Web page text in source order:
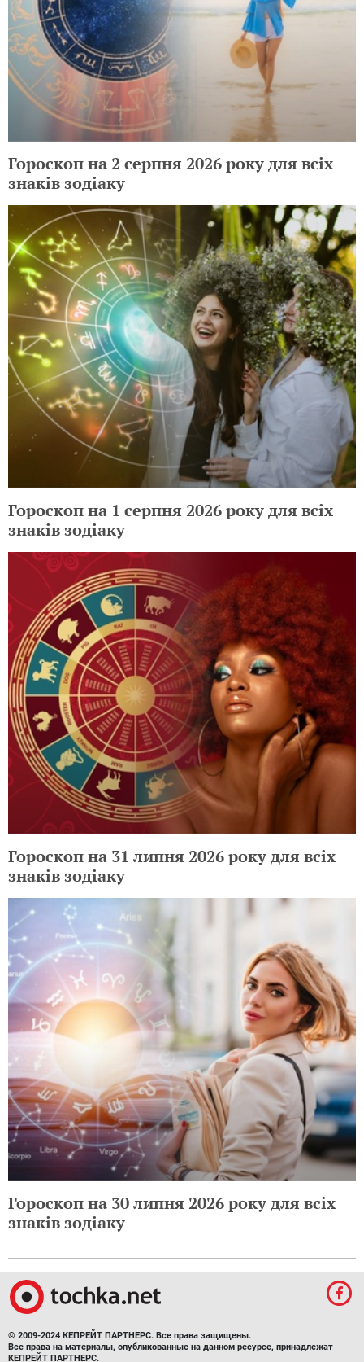
Гороскоп на 2 серпня 2026 року для всіх
знаків зодіаку
Гороскоп на 1 серпня 2026 року для всіх
знаків зодіаку
Гороскоп на 31 липня 2026 року для всіх
знаків зодіаку
Гороскоп на 30 липня 2026 року для всіх
знаків зодіаку
© 2009-2024 КЕПРЕЙТ ПАРТНЕРС. Все права защищены.
Все права на материалы, опубликованные на данном ресурсе, принадлежат
КЕПРЕЙТ ПАРТНЕРС.